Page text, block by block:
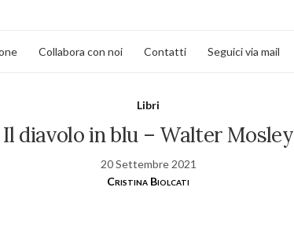
Collabora con noi Contatti Seguici via mail
Libri
Il diavolo in blu – Walter Mosley
20 Settembre 2021
Cristina Biolcati